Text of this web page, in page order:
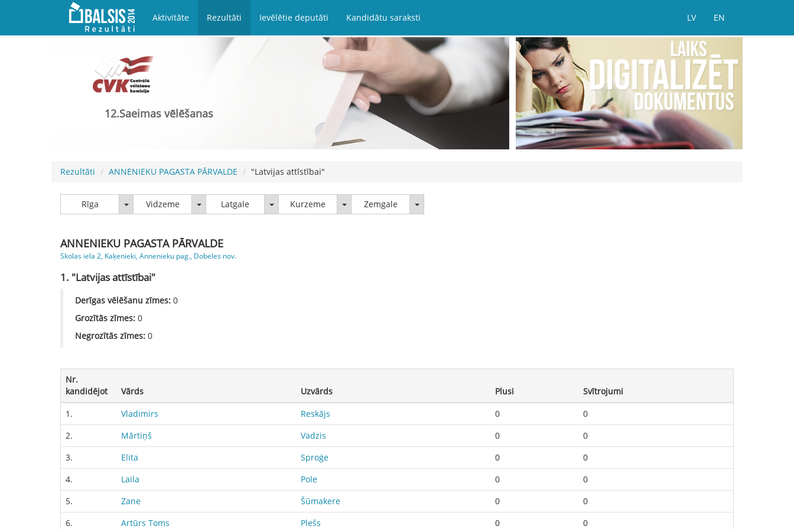
Aktivitāte Rezultāti Ievēlētie deputāti Kandidātu saraksti LV EN
12.Saeimas vēlēšanas
Rezultāti ANNENIEKU PAGASTA PĀRVALDE "Latvijas attīstībai"
Rīga Rīga Vidzeme VidzemeLatgale LatgaleKurzeme KurzemeZemgale Zemgale
ANNENIEKU PAGASTA PĀRVALDE
Skolas iela 2, Kaķenieki, Annenieku pag., Dobeles nov.
1. "Latvijas attīstībai"
Derīgas vēlēšanu zīmes: 0
Grozītās zīmes: 0
Negrozītās zīmes: 0
Nr.
kandidējot
Vārds Uzvārds Plusi
Svītrojumi
1.
Vladimirs Reskājs 0
0
2.
Mārtiņš Vadzis 0
0
3.
Elita Sproģe 0
0
4.
Laila Pole 0
0
5.
Zane Šūmakere 0
0
6.
Artūrs Toms Plešs 0
0